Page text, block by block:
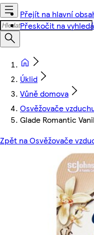
Přejít na hlavní
Přeskočit na
Úklid
Vůně domova
Osvěžovače
Glade Romantic
Zpět na Osvěžovače